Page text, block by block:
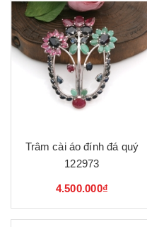
Trâm cài áo đính đá quý
122973
4.500.000₫